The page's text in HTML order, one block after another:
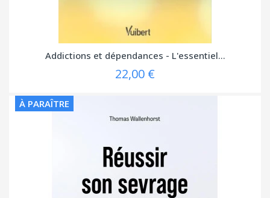
Addictions et dépendances - L'essentiel...
22,00 €
À PARAÎTRE